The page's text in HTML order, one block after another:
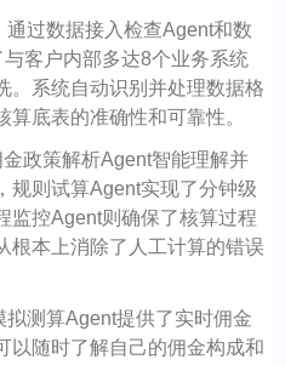
过数据接入检查Agent和数
客户内部多达8个业务系统
。系统自动识别并处理数据格
底表的准确性和可靠性。
政策解析Agent智能理解并
规则试算Agent实现了分钟级
监控Agent则确保了核算过程
根本上消除了人工计算的错误
测算Agent提供了实时佣金
以随时了解自己的佣金构成和